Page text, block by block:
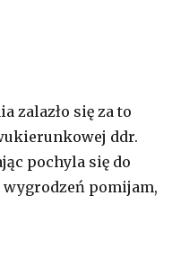
zalazło się za to
ddr.
pochyla się do
wygrodzeń pomijam,